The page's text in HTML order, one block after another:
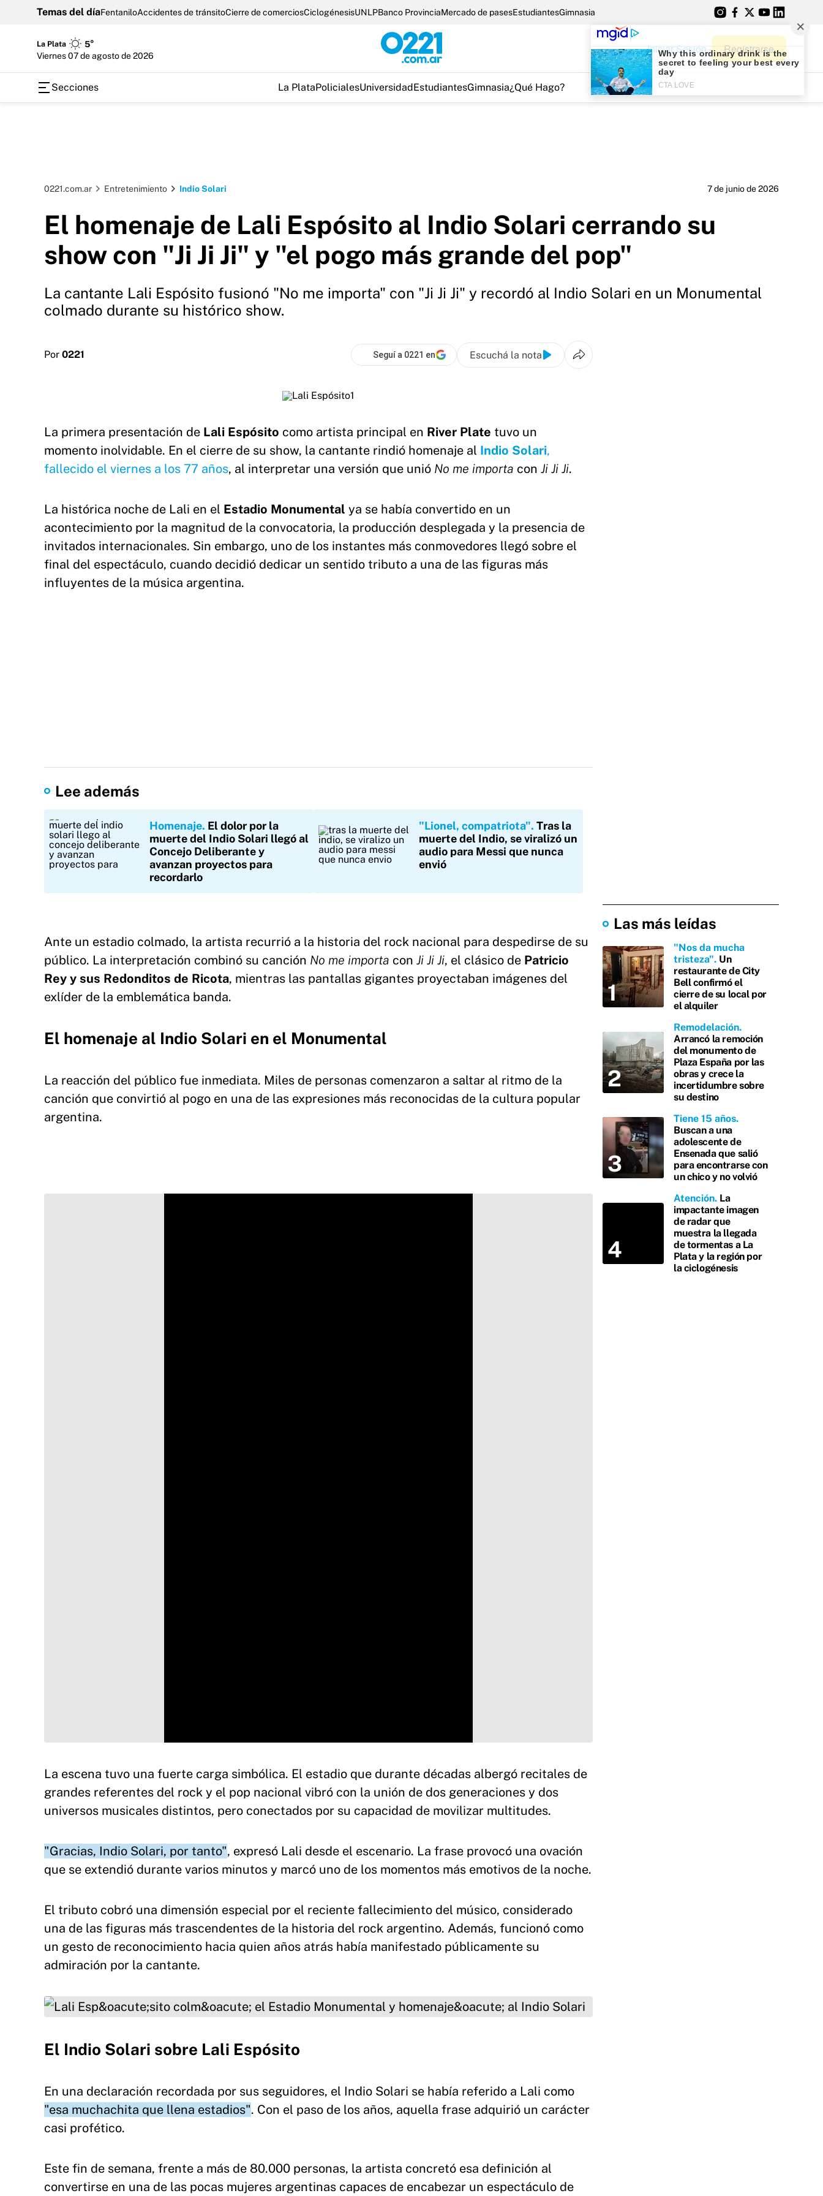
Temas del díaFentaniloAccidentes de tránsitoCierre de comerciosCiclogénesisUNLPBanco ProvinciaMercado de pasesEstudiantesGimnasia
La Plata
5°
viernes 07 de agosto de 2026
Iniciar Sesión Registrarse
Secciones La PlataPolicialesUniversidadEstudiantesGimnasia¿Qué Hago?
0221.com.ar Entretenimiento Indio Solari 7 de junio de 2026
El homenaje de Lali Espósito al Indio Solari cerrando su
show con "Ji Ji Ji" y "el pogo más grande del pop"
La cantante Lali Espósito fusionó "No me importa" con "Ji Ji Ji" y recordó al Indio Solari en un Monumental
colmado durante su histórico show.
Por 0221 Seguí a 0221 en Escuchá la nota
La primera presentación de Lali Espósito como artista principal en River Plate tuvo un
momento inolvidable. En el cierre de su show, la cantante rindió homenaje al Indio Solari,
fallecido el viernes a los 77 años, al interpretar una versión que unió No me importa con Ji Ji Ji.
La histórica noche de Lali en el Estadio Monumental ya se había convertido en un
acontecimiento por la magnitud de la convocatoria, la producción desplegada y la presencia de
invitados internacionales. Sin embargo, uno de los instantes más conmovedores llegó sobre el
final del espectáculo, cuando decidió dedicar un sentido tributo a una de las figuras más
influyentes de la música argentina.
Lee además
Homenaje El dolor por la
muerte del Indio Solari llegó al
Concejo Deliberante y
avanzan proyectos para
recordarlo
"Lionel, compatriota" Tras la
muerte del Indio, se viralizó un
audio para Messi que nunca
envió
Ante un estadio colmado, la artista recurrió a la historia del rock nacional para despedirse de su
público. La interpretación combinó su canción No me importa con Ji Ji Ji, el clásico de Patricio
Rey y sus Redonditos de Ricota, mientras las pantallas gigantes proyectaban imágenes del
exlíder de la emblemática banda.
El homenaje al Indio Solari en el Monumental
La reacción del público fue inmediata. Miles de personas comenzaron a saltar al ritmo de la
canción que convirtió al pogo en una de las expresiones más reconocidas de la cultura popular
argentina.
La escena tuvo una fuerte carga simbólica. El estadio que durante décadas albergó recitales de
grandes referentes del rock y el pop nacional vibró con la unión de dos generaciones y dos
universos musicales distintos, pero conectados por su capacidad de movilizar multitudes.
"Gracias, Indio Solari, por tanto", expresó Lali desde el escenario. La frase provocó una ovación
que se extendió durante varios minutos y marcó uno de los momentos más emotivos de la noche.
El tributo cobró una dimensión especial por el reciente fallecimiento del músico, considerado
una de las figuras más trascendentes de la historia del rock argentino. Además, funcionó como
un gesto de reconocimiento hacia quien años atrás había manifestado públicamente su
admiración por la cantante.
El Indio Solari sobre Lali Espósito
En una declaración recordada por sus seguidores, el Indio Solari se había referido a Lali como
"esa muchachita que llena estadios". Con el paso de los años, aquella frase adquirió un carácter
casi profético.
Este fin de semana, frente a más de 80.000 personas, la artista concretó esa definición al
convertirse en una de las pocas mujeres argentinas capaces de encabezar un espectáculo de
Las más leídas
"Nos da mucha
tristeza" Un
restaurante de City
Bell confirmó el
cierre de su local por
el alquiler
Remodelación
Arrancó la remoción
del monumento de
Plaza España por las
obras y crece la
incertidumbre sobre
su destino
Tiene 15 años
Buscan a una
adolescente de
Ensenada que salió
para encontrarse con
un chico y no volvió
Atención La
impactante imagen
de radar que
muestra la llegada
de tormentas a La
Plata y la región por
la ciclogénesis